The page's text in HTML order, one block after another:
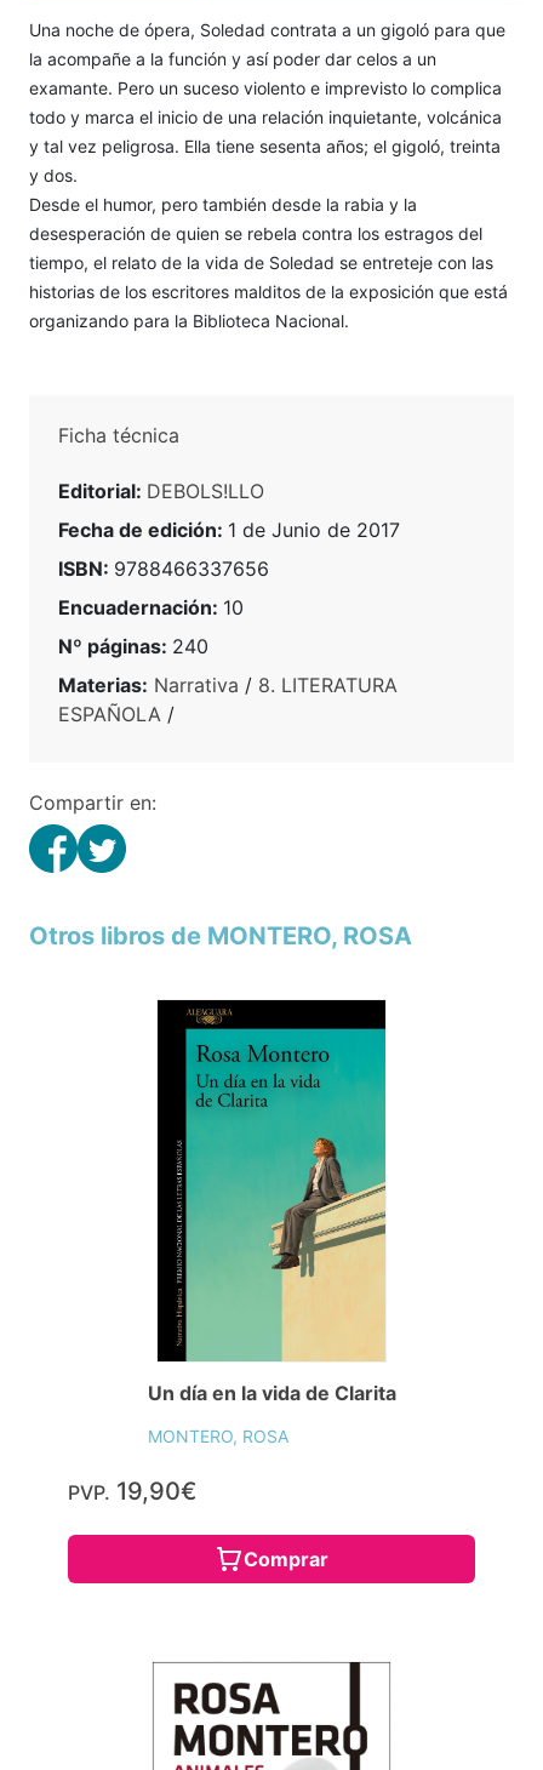
Una noche de ópera, Soledad contrata a un gigoló para que
la acompañe a la función y así poder dar celos a un
examante. Pero un suceso violento e imprevisto lo complica
todo y marca el inicio de una relación inquietante, volcánica
y tal vez peligrosa. Ella tiene sesenta años; el gigoló, treinta
y dos.
Desde el humor, pero también desde la rabia y la
desesperación de quien se rebela contra los estragos del
tiempo, el relato de la vida de Soledad se entreteje con las
historias de los escritores malditos de la exposición que está
organizando para la Biblioteca Nacional.
Ficha técnica
Editorial: DEBOLS!LLO
Fecha de edición: 1 de Junio de 2017
ISBN: 9788466337656
Encuadernación: 10
Nº páginas: 240
Materias: Narrativa / 8. LITERATURA
ESPAÑOLA /
Compartir en:
Otros libros de MONTERO, ROSA
Un día en la vida de Clarita
MONTERO, ROSA
PVP. 19,90€
Comprar